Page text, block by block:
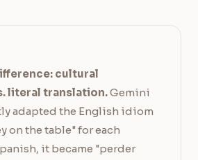
cultural
literal translation.Gemini
adapted the English idiom
on the table" for each
it became "perder